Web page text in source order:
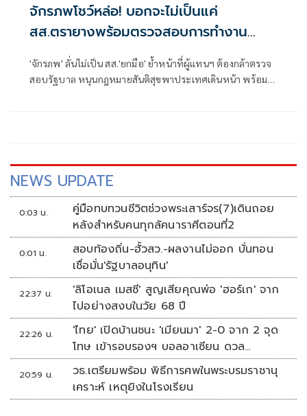
จักรภพโชว์หล่อ! บอกจะไม่เป็นแค่
สส.ตรายางพร้อมตรวจสอบการทำงาน
รัฐบาลด้วย
'จักรภพ' ลั่นไม่เป็น สส.'ยกมือ' ย้ำหน้าที่ผู้แทนฯ ต้องกล้าตรวจ
สอบรัฐบาล หนุนกฎหมายสันติสุขพาประเทศเดินหน้า พร้อมชี้
NEWS UPDATE
0:03 น.
คู่มือทบทวนชีวิตช่วงพระเสาร์จร(7)เดินถอย
หลังสำหรับคนทุกลัคนาราศีตอนที่2
0:01 น.
สอบท้องถิ่น-ฮั้วสว.-ผลงานไม่ออก บั่นทอน
เชื่อมั่น'รัฐบาลอนุทิน'
22:37 น.
'ลิโอเนล เมสซี' สูญเสียคุณพ่อ 'ฮอร์เก' จาก
ไปอย่างสงบในวัย 68 ปี
22:26 น.
'ไทย' เปิดบ้านชนะ 'เมียนมา' 2-0 จาก 2 จุด
โทษ เข้ารอบรองฯ บอลอาเซียน ดวล
'สิงคโปร์'
20:59 น.
วธ.เตรียมพร้อม พิธีการศพในพระบรมราชานุ
เคราะห์ เหตุยิงในโรงเรียน